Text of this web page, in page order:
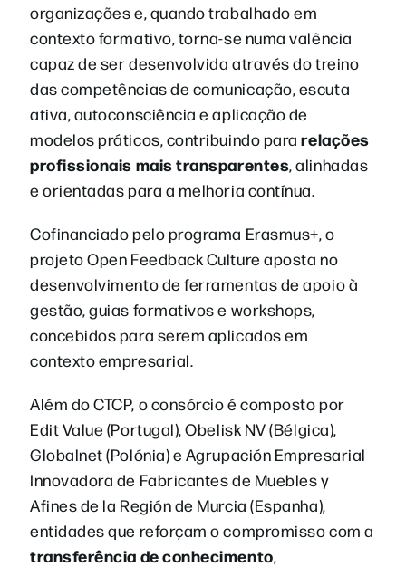
organizações e, quando trabalhado em
contexto formativo, torna-se numa valência
capaz de ser desenvolvida através do treino
das competências de comunicação, escuta
ativa, autoconsciência e aplicação de
modelos práticos, contribuindo pararelações
profissionais mais transparentes, alinhadas
e orientadas para a melhoria contínua.
Cofinanciado pelo programa Erasmus+, o
projeto Open Feedback Culture aposta no
desenvolvimento de ferramentas de apoio à
gestão, guias formativos e workshops,
concebidos para serem aplicados em
contexto empresarial.
Além do CTCP, o consórcio é composto por
Edit Value (Portugal), Obelisk NV (Bélgica),
Globalnet (Polónia) e Agrupación Empresarial
Innovadora de Fabricantes de Muebles y
Afines de la Región de Murcia (Espanha),
entidades que reforçam o compromisso com a
transferência de conhecimento,